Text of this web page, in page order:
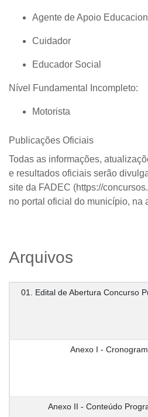
Agente de Apoio
Cuidador
Educador Social
Nível Fundamental Incompleto:
Motorista
Publicações Oficiais
Todas as informações,
e resultados oficiais serão
site da FADEC (https://
no portal oficial do município, na
Arquivos
01. Edital de Abertura Concurso
Anexo I -
Anexo II - Conteúdo